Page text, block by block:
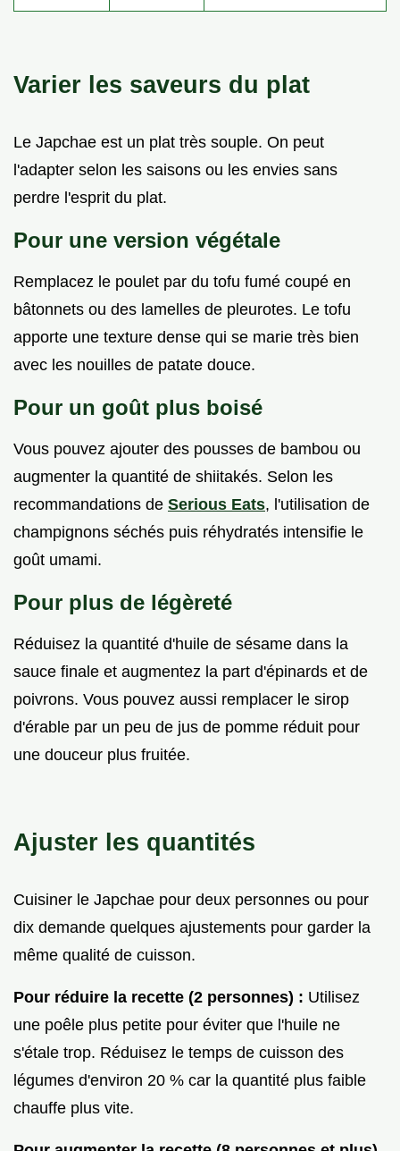
Varier les saveurs du plat
Le Japchae est un plat très souple. On peut
l'adapter selon les saisons ou les envies sans
perdre l'esprit du plat.
Pour une version végétale
Remplacez le poulet par du tofu fumé coupé en
bâtonnets ou des lamelles de pleurotes. Le tofu
apporte une texture dense qui se marie très bien
avec les nouilles de patate douce.
Pour un goût plus boisé
Vous pouvez ajouter des pousses de bambou ou
augmenter la quantité de shiitakés. Selon les
recommandations de Serious Eats, l'utilisation de
champignons séchés puis réhydratés intensifie le
goût umami.
Pour plus de légèreté
Réduisez la quantité d'huile de sésame dans la
sauce finale et augmentez la part d'épinards et de
poivrons. Vous pouvez aussi remplacer le sirop
d'érable par un peu de jus de pomme réduit pour
une douceur plus fruitée.
Ajuster les quantités
Cuisiner le Japchae pour deux personnes ou pour
dix demande quelques ajustements pour garder la
même qualité de cuisson.
Pour réduire la recette (2 personnes) : Utilisez
une poêle plus petite pour éviter que l'huile ne
s'étale trop. Réduisez le temps de cuisson des
légumes d'environ 20 % car la quantité plus faible
chauffe plus vite.